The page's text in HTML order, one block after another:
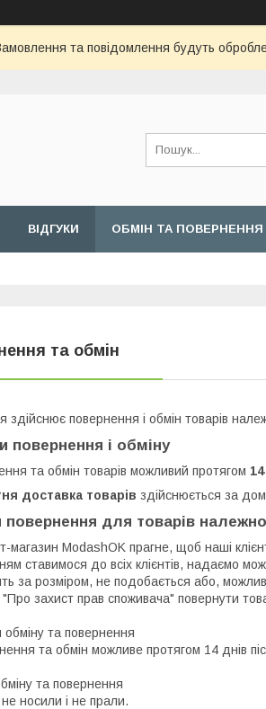
та повідомлення будуть
ВІДГУКИ ОБМІН ТА ПОВЕРНЕННЯ
та обмін
здійснює повернення і обмін товарів
повернення і обміну
та обмін товарів можливий протягом
доставка товарів здійснюється за
для товарів
магазин ModashOK прагне, щоб наші
ставимося до всіх клієнтів, надаємо
за розміром, не подобається або,
"Про захист прав споживача" повернути
обміну та повернення
та обмін можливе протягом 14 днів
та повернення
носили і не прали.